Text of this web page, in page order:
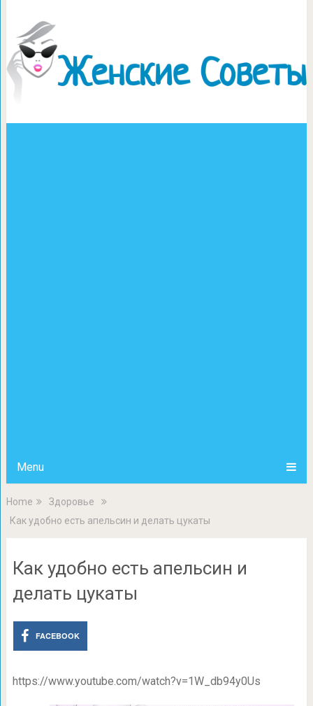
Menu
Home
Здоровье
Как удобно есть апельсин и делать цукаты
Как удобно есть апельсин и
делать цукаты
FACEBOOK
https://www.youtube.com/watch?v=1W_db94y0Us